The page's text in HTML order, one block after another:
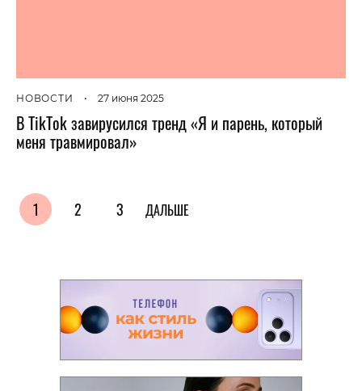
НОВОСТИ • 27 июня 2025
В TikTok завирусился тренд «Я и парень, который
меня травмировал»
1 2 3 ДАЛЬШЕ